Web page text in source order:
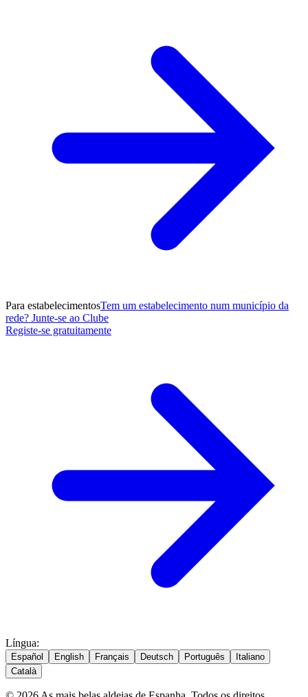
Para estabelecimentosTem um estabelecimento num município da
rede? Junte-se ao Clube
Registe-se gratuitamente
Língua:
Español English Français Deutsch Português
Italiano
Català